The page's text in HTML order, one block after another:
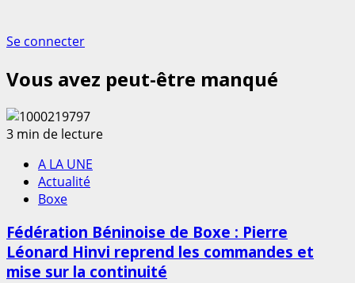
Se connecter
Vous avez peut-être manqué
3 min de lecture
A LA UNE
Actualité
Boxe
Fédération Béninoise de Boxe : Pierre
Léonard Hinvi reprend les commandes et
mise sur la continuité